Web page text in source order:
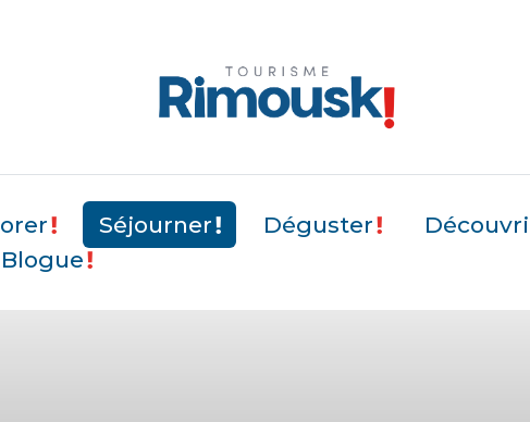
Séjourner Déguster
Blogue